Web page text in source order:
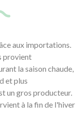
aux importations.
provient
la saison chaude,
et plus
un gros producteur.
à la fin de l'hiver